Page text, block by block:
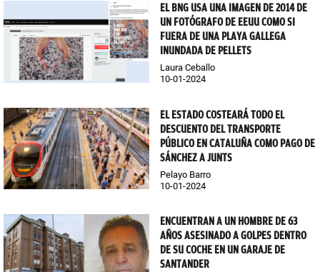
EL BNG USA UNA IMAGEN DE 2014 DE
UN FOTÓGRAFO DE EEUU COMO SI
FUERA DE UNA PLAYA GALLEGA
INUNDADA DE PELLETS
Laura Ceballo
10-01-2024
EL ESTADO COSTEARÁ TODO EL
DESCUENTO DEL TRANSPORTE
PÚBLICO EN CATALUÑA COMO PAGO DE
SÁNCHEZ A JUNTS
Pelayo Barro
10-01-2024
ENCUENTRAN A UN HOMBRE DE 63
AÑOS ASESINADO A GOLPES DENTRO
DE SU COCHE EN UN GARAJE DE
SANTANDER